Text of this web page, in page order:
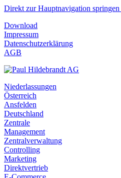
Direkt zur Hauptnavigation springen
Download
Impressum
Datenschutzerklärung
AGB
Niederlassungen
Österreich
Ansfelden
Deutschland
Zentrale
Management
Zentralverwaltung
Controlling
Marketing
Direktvertrieb